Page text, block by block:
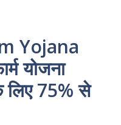
Yojana
योजना
75% से